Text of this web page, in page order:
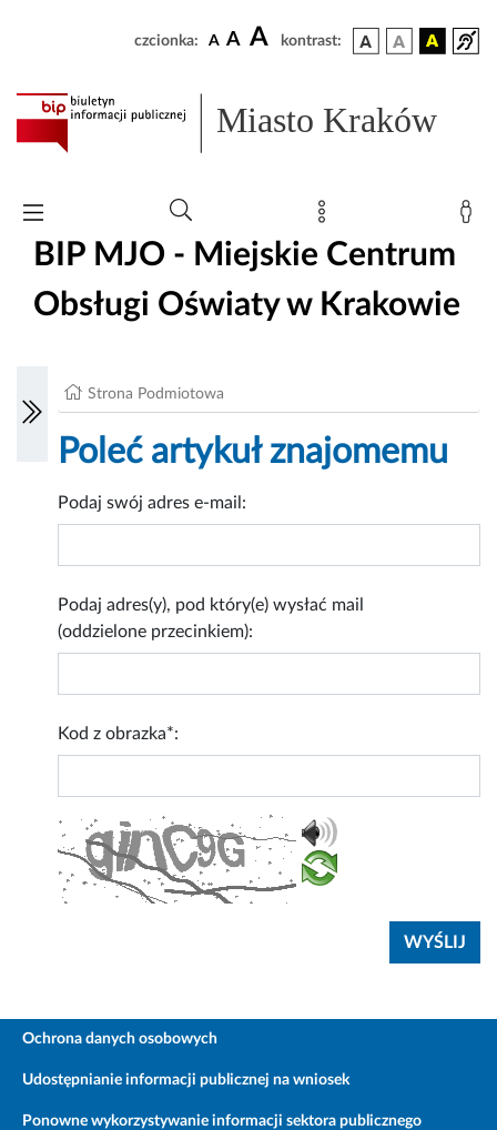
czcionka: A A A kontrast:
Miasto Kraków
BIP MJO - Miejskie Centrum
Obsługi Oświaty w Krakowie
Strona Podmiotowa
Poleć artykuł znajomemu
Podaj swój adres e-mail:
Podaj adres(y), pod który(e) wysłać mail
(oddzielone przecinkiem):
Kod z obrazka*:
Ochrona danych osobowych
Udostępnianie informacji publicznej na wniosek
Ponowne wykorzystywanie informacji sektora publicznego